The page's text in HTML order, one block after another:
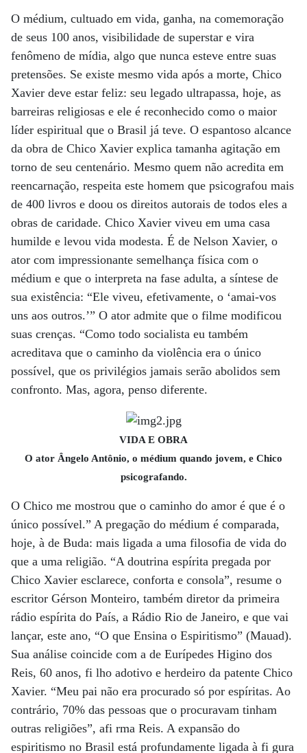
O médium, cultuado em vida, ganha, na comemoração
de seus 100 anos, visibilidade de superstar e vira
fenômeno de mídia, algo que nunca esteve entre suas
pretensões. Se existe mesmo vida após a morte, Chico
Xavier deve estar feliz: seu legado ultrapassa, hoje, as
barreiras religiosas e ele é reconhecido como o maior
líder espiritual que o Brasil já teve. O espantoso alcance
da obra de Chico Xavier explica tamanha agitação em
torno de seu centenário. Mesmo quem não acredita em
reencarnação, respeita este homem que psicografou mais
de 400 livros e doou os direitos autorais de todos eles a
obras de caridade. Chico Xavier viveu em uma casa
humilde e levou vida modesta. É de Nelson Xavier, o
ator com impressionante semelhança física com o
médium e que o interpreta na fase adulta, a síntese de
sua existência: “Ele viveu, efetivamente, o ‘amai-vos
uns aos outros.’” O ator admite que o filme modificou
suas crenças. “Como todo socialista eu também
acreditava que o caminho da violência era o único
possível, que os privilégios jamais serão abolidos sem
confronto. Mas, agora, penso diferente.
VIDA E OBRA
O ator Ângelo Antônio, o médium quando jovem, e Chico
psicografando.
O Chico me mostrou que o caminho do amor é que é o
único possível.” A pregação do médium é comparada,
hoje, à de Buda: mais ligada a uma filosofia de vida do
que a uma religião. “A doutrina espírita pregada por
Chico Xavier esclarece, conforta e consola”, resume o
escritor Gérson Monteiro, também diretor da primeira
rádio espírita do País, a Rádio Rio de Janeiro, e que vai
lançar, este ano, “O que Ensina o Espiritismo” (Mauad).
Sua análise coincide com a de Eurípedes Higino dos
Reis, 60 anos, fi lho adotivo e herdeiro da patente Chico
Xavier. “Meu pai não era procurado só por espíritas. Ao
contrário, 70% das pessoas que o procuravam tinham
outras religiões”, afi rma Reis. A expansão do
espiritismo no Brasil está profundamente ligada à fi gura